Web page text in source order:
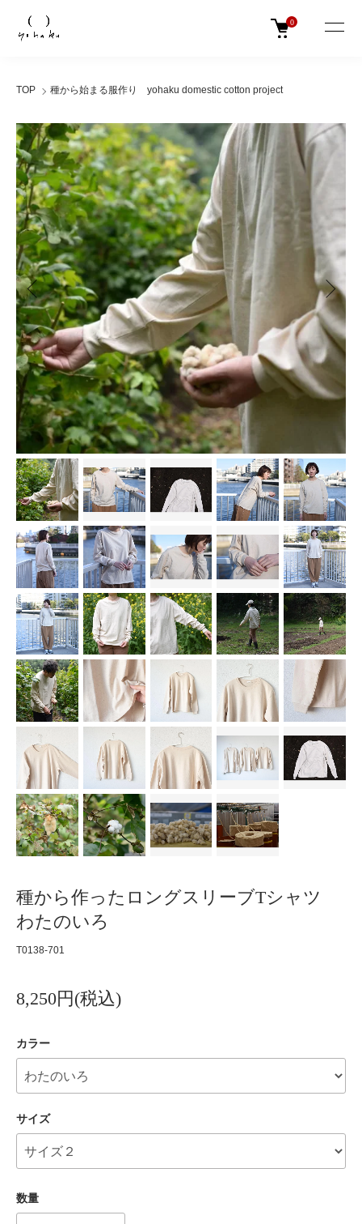
0
TOP 種から始まる服作り yohaku domestic cotton project
種から作ったロングスリーブTシャツ
わたのいろ
T0138-701
8,250円(税込)
カラー
サイズ
数量